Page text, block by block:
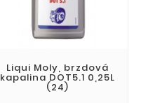
Liqui Moly, brzdová
kapalina DOT5.1 0,25L
(24)